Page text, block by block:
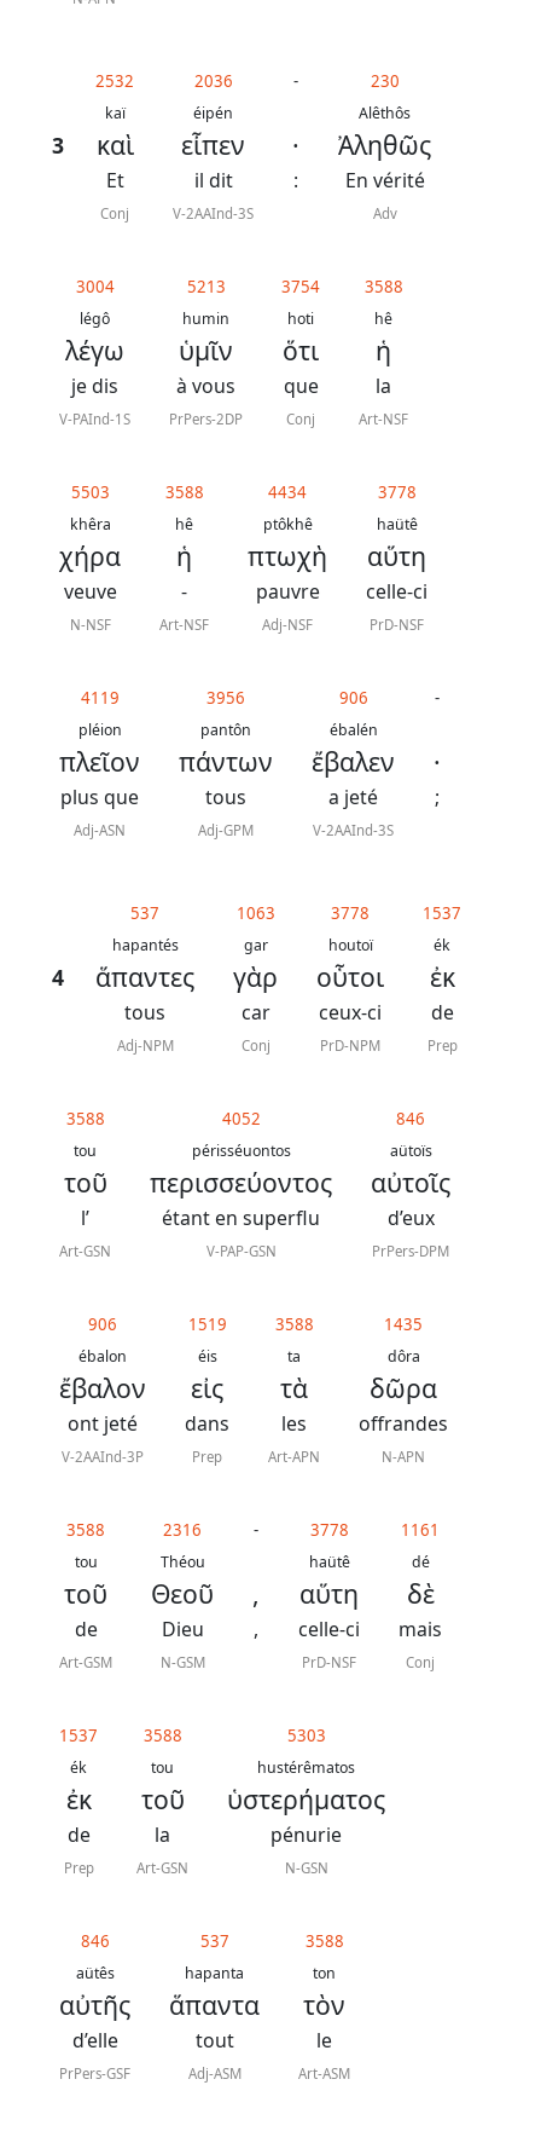
3
2532
kaï
καὶ
Et
Conj
2036
éipén
εἶπεν
il dit
V-2AAInd-3S
-
·
:
230
Alêthôs
Ἀληθῶς
En vérité
Adv
3004
légô
λέγω
je dis
V-PAInd-1S
5213
humin
ὑμῖν
à vous
PrPers-2DP
3754
hoti
ὅτι
que
Conj
3588
hê
ἡ
la
Art-NSF
5503
khêra
χήρα
veuve
N-NSF
3588
hê
ἡ
-
Art-NSF
4434
ptôkhê
πτωχὴ
pauvre
Adj-NSF
3778
haütê
αὕτη
celle-ci
PrD-NSF
4119
pléion
πλεῖον
plus que
Adj-ASN
3956
pantôn
πάντων
tous
Adj-GPM
906
ébalén
ἔβαλεν
a jeté
V-2AAInd-3S
-
·
;
4
537
hapantés
ἅπαντες
tous
Adj-NPM
1063
gar
γὰρ
car
Conj
3778
houtoï
οὗτοι
ceux-ci
PrD-NPM
1537
ék
ἐκ
de
Prep
3588
tou
τοῦ
l’
Art-GSN
4052
périsséuontos
περισσεύοντος
étant en superflu
V-PAP-GSN
846
aütoïs
αὐτοῖς
d’eux
PrPers-DPM
906
ébalon
ἔβαλον
ont jeté
V-2AAInd-3P
1519
éis
εἰς
dans
Prep
3588
ta
τὰ
les
Art-APN
1435
dôra
δῶρα
offrandes
N-APN
3588
tou
τοῦ
de
Art-GSM
2316
Théou
Θεοῦ
Dieu
N-GSM
-
,
,
3778
haütê
αὕτη
celle-ci
PrD-NSF
1161
dé
δὲ
mais
Conj
1537
ék
ἐκ
de
Prep
3588
tou
τοῦ
la
Art-GSN
5303
hustérêmatos
ὑστερήματος
pénurie
N-GSN
846
aütês
αὐτῆς
d’elle
PrPers-GSF
537
hapanta
ἅπαντα
tout
Adj-ASM
3588
ton
τὸν
le
Art-ASM